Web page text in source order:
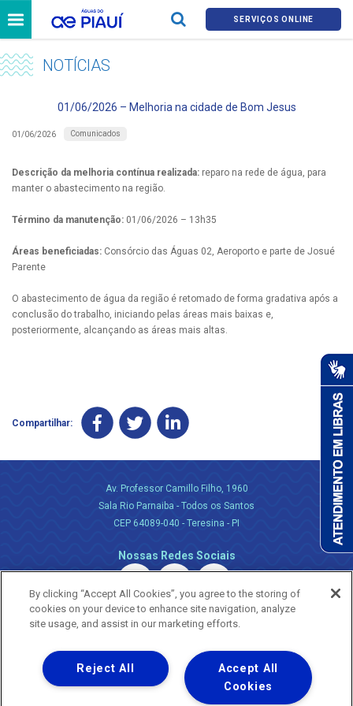
SERVIÇOS ONLINE
NOTÍCIAS
01/06/2026 – Melhoria na cidade de Bom Jesus
01/06/2026 Comunicados
Descrição da melhoria contínua realizada: reparo na rede de água, para
manter o abastecimento na região.
Término da manutenção: 01/06/2026 – 13h35
Áreas beneficiadas: Consórcio das Águas 02, Aeroporto e parte de Josué
Parente
O abastecimento de água da região é retomado de forma gradativa após a
conclusão do trabalho, iniciando pelas áreas mais baixas e,
posteriormente, alcançando as áreas mais altas.
Compartilhar:
Av. Professor Camillo Filho, 1960
Sala Rio Parnaiba - Todos os Santos
CEP 64089-040 - Teresina - PI
Nossas Redes Sociais
Uma empresa
Copyright ® 2026 - Todos os Direitos Reservados.
By clicking “Accept All Cookies”, you agree to the storing of
cookies on your device to enhance site navigation, analyze
site usage, and assist in our marketing efforts.
Accept All
Cookies
Reject All